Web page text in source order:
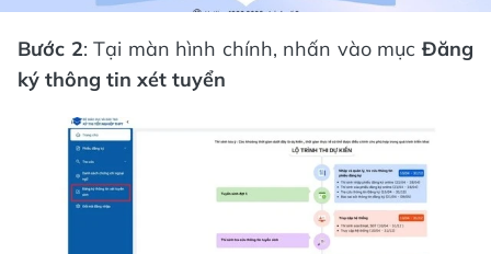
Bước 2: Tại màn hình chính, nhấn vào mụcĐăng
ký thông tin xét tuyển